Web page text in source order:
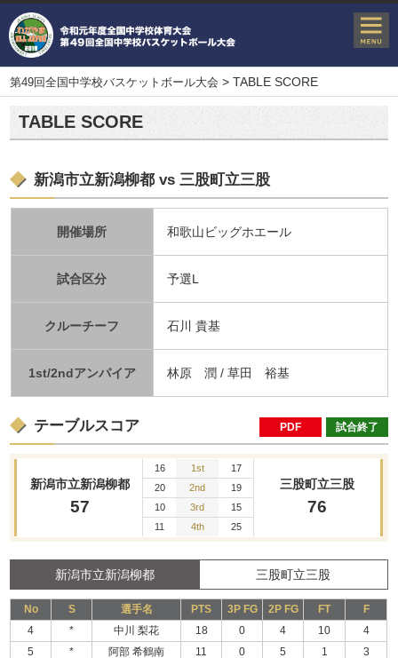
第49回全国中学校バスケットボール大会 >TABLE SCORE
TABLE SCORE
新潟市立新潟柳都 vs 三股町立三股
開催場所 和歌山ビッグホエール
試合区分 予選L
クルーチーフ 石川 貴基
1st/2ndアンパイア 林原 潤 / 草田 裕基
テーブルスコア PDF 試合終了
新潟市立新潟柳都
57
16 1st 17
三股町立三股
76
20 2nd
19
10
3rd
15
11
4th 25
新潟市立新潟柳都 三股町立三股
No S 選手名 PTS 3P FG 2P FG FT
F
4
* 中川 梨花 18 0 4 10
4
5
* 阿部 希鶴南 11 0 5 1
3